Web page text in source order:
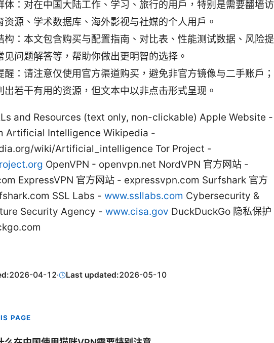
体：对在中国大陆工作、学习、旅行的用户，特别是需要翻墙访
资源、学术数据库、海外影视与社媒的个人用户。
构：本文包含购买与配置指南、对比表、性能测试数据、风险提
见问题解答等，帮助你做出更明智的选择。
醒：请注意仅使用官方渠道购买，避免非官方镜像与二手账户；
出若干有用的资源，但文本中以非点击形式呈现。
and Resources (text only, non-clickable) Apple Website -
Artificial Intelligence Wikipedia -
wiki/Artificial_intelligence Tor Project -
OpenVPN - openvpn.net NordVPN 官方网站 -
ExpressVPN 官方网站 - expressvpn.com Surfshark 官方
SSL Labs - www.ssllabs.com Cybersecurity &
Security Agency - www.cisa.gov DuckDuckGo 隐私保护
2026-04-12· Last updated:2026-05-10
PAGE